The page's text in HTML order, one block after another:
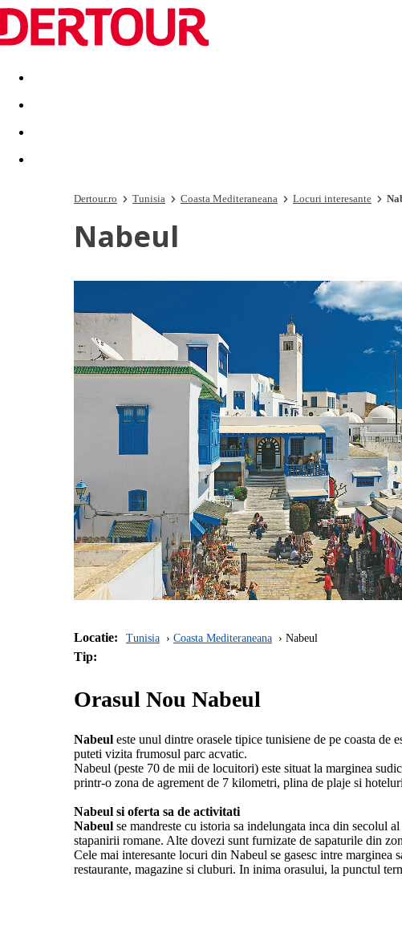
Destinatii Vacanta perfecta OFERTE DE NERATAT
Dertour.ro Tunisia Coasta Mediteraneana Locuri interesante
Nabeul
Locatie: Tunisia Coasta Mediteraneana Nabeul
Tip:
Orasul Nou Nabeul
Nabeul este unul dintre orasele tipice tunisiene de pe coasta
puteti vizita frumosul parc acvatic.
Nabeul (peste 70 de mii de locuitori) este situat la marginea
printr-o zona de agrement de 7 kilometri, plina de plaje si
Nabeul si oferta sa de activitati
Nabeul se mandreste cu istoria sa indelungata inca din secolul
stapanirii romane. Alte dovezi sunt furnizate de sapaturile din
Cele mai interesante locuri din Nabeul se gasesc intre
restaurante, magazine si cluburi. In inima orasului, la punctul